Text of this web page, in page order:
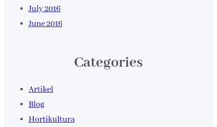
July 2016
June 2016
Categories
Artikel
Blog
Hortikultura